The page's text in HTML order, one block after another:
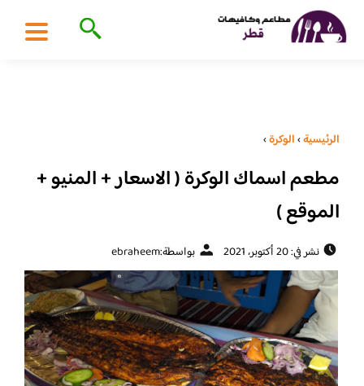
الرئيسية›الوكرة›
مطعم اسماك الوكرة ( الاسعار + المنيو +
الموقع )
نشر في: 20 أكتوبر، 2021 بواسطة:ebraheem